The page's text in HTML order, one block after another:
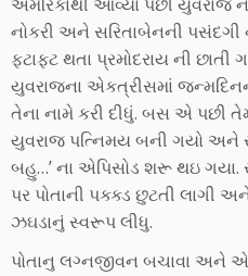
નોકરી અને સરિતાબેનની
ફટાફટ થતા પ્રમોદરાય ની
યુવરાજના એકત્રીસમાં
તેના નામે કરી દીધું. બસ એ પછી
યુવરાજ પત્નિમય બની ગયો અને
બહુ…’ ના એપિસોડ શરૂ થઇ ગયા.
પર પોતાની પક્ક્ડ છુટતી
ઝઘડાનું સ્વરૂપ લીધુ.
પોતાનુ લગ્નજીવન બચાવા અને